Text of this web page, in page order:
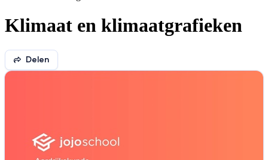
Klimaat en klimaatgrafieken
Delen